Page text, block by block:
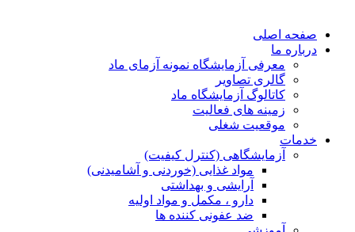
صفحه اصلی
درباره ما
معرفی آزمایشگاه نمونه آزمای ماد
گالری تصاویر
کاتالوگ آزمایشگاه ماد
زمینه های فعالیت
موقعیت شغلی
خدمات
آزمایشگاهی (کنترل کیفیت)
مواد غذایی (خوردنی و آشامیدنی)
آرایشی و بهداشتی
دارو ، مکمل و مواد اولیه
ضد عفونی کننده ها